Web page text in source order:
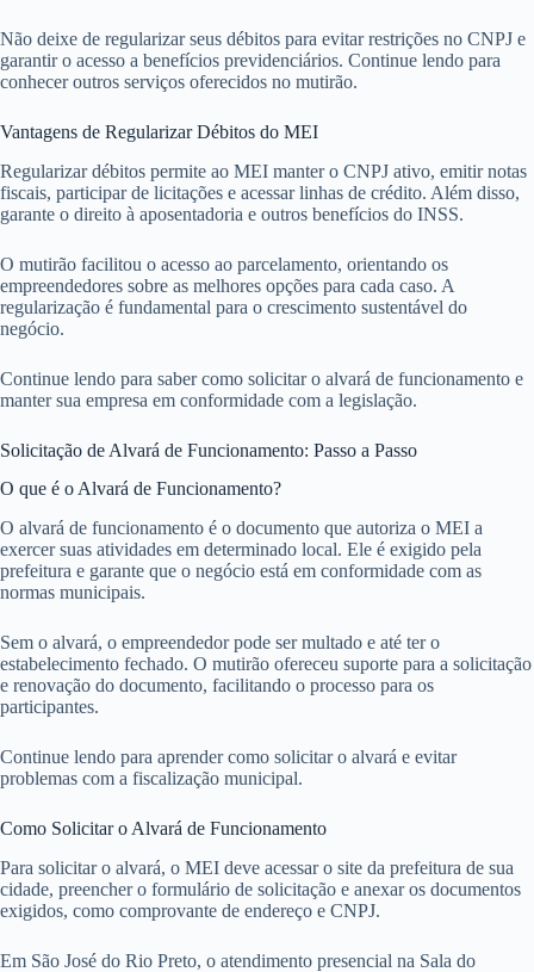
Não deixe de regularizar seus débitos para evitar restrições no CNPJ e
garantir o acesso a benefícios previdenciários. Continue lendo para
conhecer outros serviços oferecidos no mutirão.
Vantagens de Regularizar Débitos do MEI
Regularizar débitos permite ao MEI manter o CNPJ ativo, emitir notas
fiscais, participar de licitações e acessar linhas de crédito. Além disso,
garante o direito à aposentadoria e outros benefícios do INSS.
O mutirão facilitou o acesso ao parcelamento, orientando os
empreendedores sobre as melhores opções para cada caso. A
regularização é fundamental para o crescimento sustentável do
negócio.
Continue lendo para saber como solicitar o alvará de funcionamento e
manter sua empresa em conformidade com a legislação.
Solicitação de Alvará de Funcionamento: Passo a Passo
O que é o Alvará de Funcionamento?
O alvará de funcionamento é o documento que autoriza o MEI a
exercer suas atividades em determinado local. Ele é exigido pela
prefeitura e garante que o negócio está em conformidade com as
normas municipais.
Sem o alvará, o empreendedor pode ser multado e até ter o
estabelecimento fechado. O mutirão ofereceu suporte para a solicitação
e renovação do documento, facilitando o processo para os
participantes.
Continue lendo para aprender como solicitar o alvará e evitar
problemas com a fiscalização municipal.
Como Solicitar o Alvará de Funcionamento
Para solicitar o alvará, o MEI deve acessar o site da prefeitura de sua
cidade, preencher o formulário de solicitação e anexar os documentos
exigidos, como comprovante de endereço e CNPJ.
Em São José do Rio Preto, o atendimento presencial na Sala do